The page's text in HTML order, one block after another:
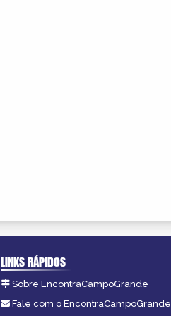
LINKS RÁPIDOS
Sobre EncontraCampoGrande
Fale com o EncontraCampoGrande